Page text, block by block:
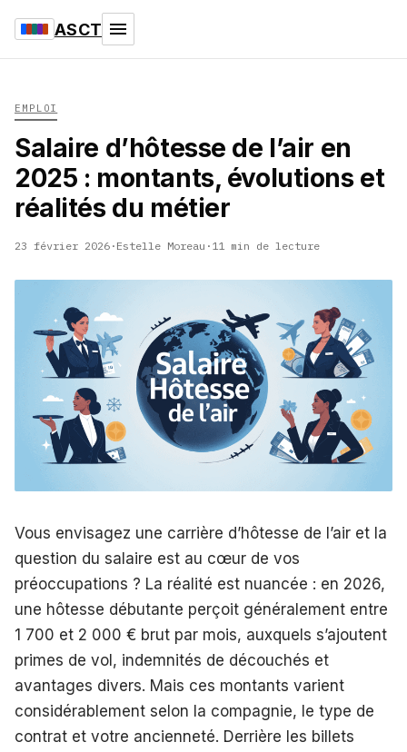
ASCT
EMPLOI
Salaire d’hôtesse de l’air en
2025 : montants, évolutions et
réalités du métier
23 février 2026 · Estelle Moreau · 11 min de lecture
Vous envisagez une carrière d’hôtesse de l’air et la
question du salaire est au cœur de vos
préoccupations ? La réalité est nuancée : en 2026,
une hôtesse débutante perçoit généralement entre
1 700 et 2 000 € brut par mois, auxquels s’ajoutent
primes de vol, indemnités de découchés et
avantages divers. Mais ces montants varient
considérablement selon la compagnie, le type de
contrat et votre ancienneté. Derrière les billets